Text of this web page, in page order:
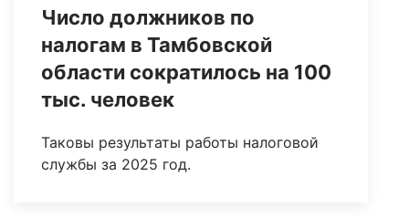
Число должников по
налогам в Тамбовской
области сократилось на 100
тыс. человек
Таковы результаты работы налоговой
службы за 2025 год.